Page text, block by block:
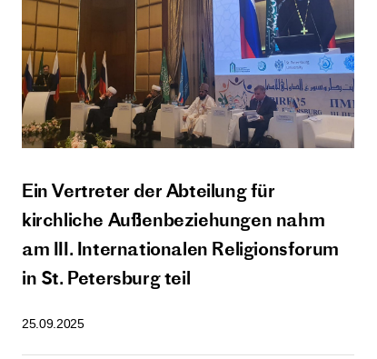
Ein Vertreter der Abteilung für
kirchliche Außenbeziehungen nahm
am III. Internationalen Religionsforum
in St. Petersburg teil
25.09.2025